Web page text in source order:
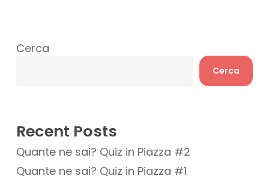
Cerca
Cerca
Recent Posts
Quante ne sai? Quiz in Piazza #2
Quante ne sai? Quiz in Piazza #1